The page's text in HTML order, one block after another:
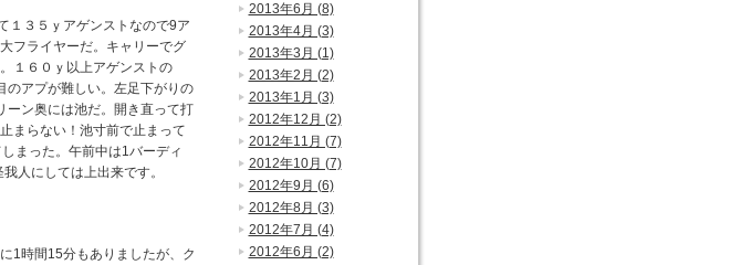
１３５ｙアゲンストなので9ア
フライヤーだ。キャリーでグ
１６０ｙ以上アゲンストの
のアプが難しい。左足下がりの
ーン奥には池だ。開き直って打
まらない！池寸前で止まって
まった。午前中は1バーディ
人にしては上出来です。
1時間15分もありましたが、ク
2013年6月 (8)
2013年4月 (3)
2013年3月 (1)
2013年2月 (2)
2013年1月 (3)
2012年12月 (2)
2012年11月 (7)
2012年10月 (7)
2012年9月 (6)
2012年8月 (3)
2012年7月 (4)
2012年6月 (2)